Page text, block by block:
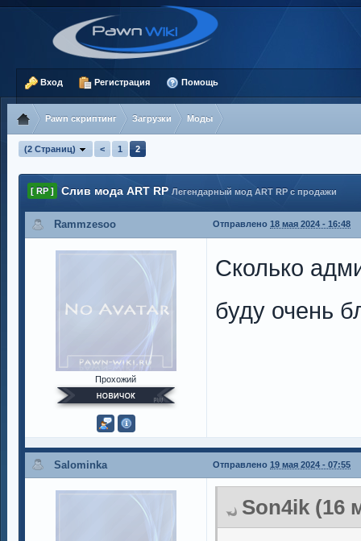
Вход Регистрация Помощь
Pawn скриптинг Загрузки Моды
(2 Страниц) < 1 2
[ RP ] Слив мода ART RP Легендарный мод ART RP с продажи
Rammzesoo Отправлено 18 мая 2024 - 16:48
Прохожий
Сколько
буду очень
Salominka Отправлено 19 мая 2024 - 07:55
Son4ik (16